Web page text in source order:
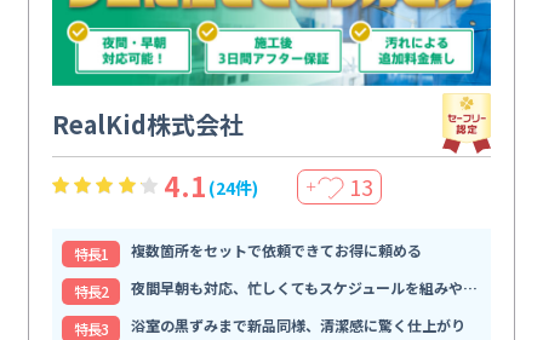
RealKid株式会社
4.1 (24件) ＋ 13
特⻑1
複数箇所をセットで依頼できてお得に頼める
特⻑2
夜間早朝も対応、忙しくてもスケジュールを組みやすい
特⻑3
浴室の黒ずみまで新品同様、清潔感に驚く仕上がり